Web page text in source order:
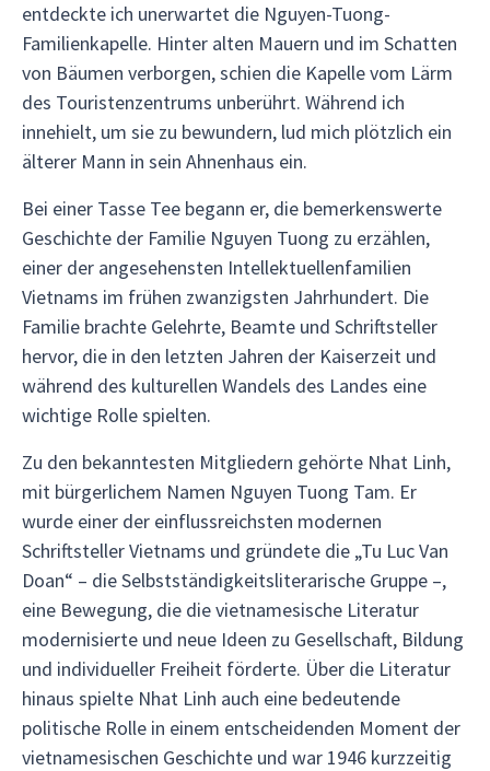
entdeckte ich unerwartet die Nguyen-Tuong-
Familienkapelle. Hinter alten Mauern und im Schatten
von Bäumen verborgen, schien die Kapelle vom Lärm
des Touristenzentrums unberührt. Während ich
innehielt, um sie zu bewundern, lud mich plötzlich ein
älterer Mann in sein Ahnenhaus ein.
Bei einer Tasse Tee begann er, die bemerkenswerte
Geschichte der Familie Nguyen Tuong zu erzählen,
einer der angesehensten Intellektuellenfamilien
Vietnams im frühen zwanzigsten Jahrhundert. Die
Familie brachte Gelehrte, Beamte und Schriftsteller
hervor, die in den letzten Jahren der Kaiserzeit und
während des kulturellen Wandels des Landes eine
wichtige Rolle spielten.
Zu den bekanntesten Mitgliedern gehörte Nhat Linh,
mit bürgerlichem Namen Nguyen Tuong Tam. Er
wurde einer der einflussreichsten modernen
Schriftsteller Vietnams und gründete die „Tu Luc Van
Doan“ – die Selbstständigkeitsliterarische Gruppe –,
eine Bewegung, die die vietnamesische Literatur
modernisierte und neue Ideen zu Gesellschaft, Bildung
und individueller Freiheit förderte. Über die Literatur
hinaus spielte Nhat Linh auch eine bedeutende
politische Rolle in einem entscheidenden Moment der
vietnamesischen Geschichte und war 1946 kurzzeitig